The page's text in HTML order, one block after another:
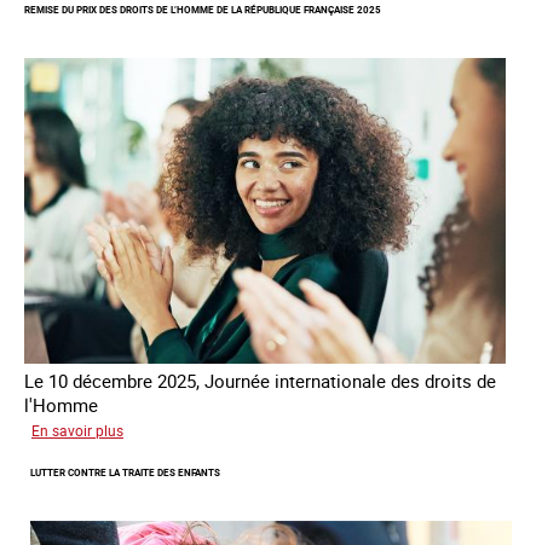
de
France
Alliance
8.7
REMISE DU PRIX DES DROITS DE L’HOMME DE LA RÉPUBLIQUE FRANÇAISE 2025
Le 10 décembre 2025, Journée internationale des droits de
l'Homme
En savoir plus
du
des
LUTTER CONTRE LA TRAITE DES ENFANTS